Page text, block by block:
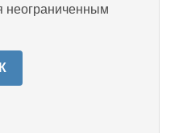
неограниченным